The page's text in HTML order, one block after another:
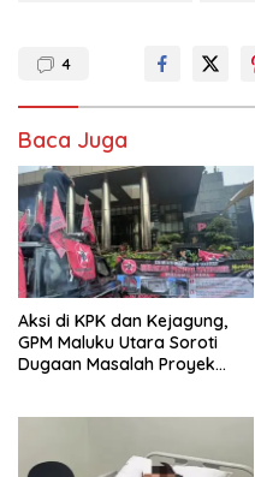
4
Baca Juga
Aksi di KPK dan Kejagung,
GPM Maluku Utara Soroti
Dugaan Masalah Proyek